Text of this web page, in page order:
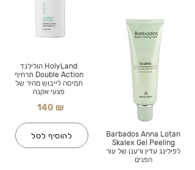
HolyLand הולילנד
Double Action תרחיף
תמיסה לייבוש מהיר של
פצעי אקנה
140 ₪
להוסיף לסל
Barbados Anna Lotan
Skalex Gel Peeling
לפילינג עדין ורענן של עור
הפנים